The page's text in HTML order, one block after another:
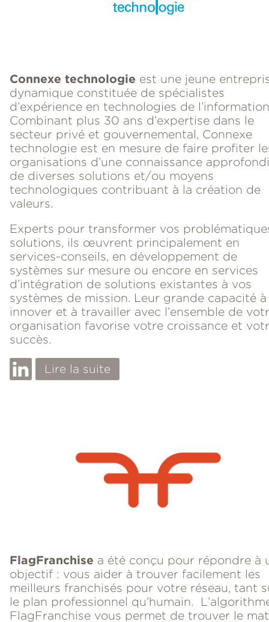
Connexe technologie est une jeune
dynamique constituée de spécialistes
d’expérience en technologies de
Combinant plus 30 ans d’expertise dans le
secteur privé et gouvernemental, Connexe
technologie est en mesure de faire profiter
organisations d’une connaissance
de diverses solutions et/ou moyens
technologiques contribuant à la création de
valeurs.
Experts pour transformer vos
solutions, ils œuvrent principalement en
services-conseils, en développement de
systèmes sur mesure ou encore en services
d’intégration de solutions existantes à vos
systèmes de mission. Leur grande capacité à
innover et à travailler avec l’ensemble de
organisation favorise votre croissance et
succès.
Lire la suite
FlagFranchise a été conçu pour répondre à
objectif : vous aider à trouver facilement les
meilleurs franchisés pour votre réseau, tant
le plan professionnel qu’humain.
FlagFranchise vous permet de trouver le